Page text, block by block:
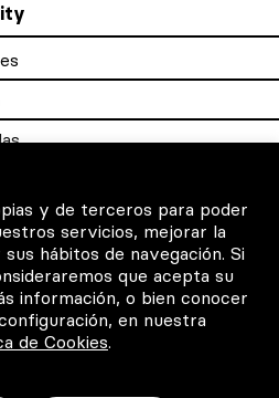
y de terceros para poder
servicios, mejorar la
hábitos de navegación. Si
que acepta su
información, o bien conocer
en nuestra
de Cookies.